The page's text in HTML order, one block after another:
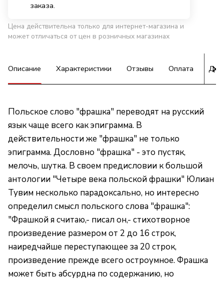
заказа.
Цена действительна только для интернет-магазина и
может отличаться от цен в розничных магазинах
Описание Характеристики Отзывы Оплата
Польское слово "фрашка" переводят на русский
язык чаще всего как эпиграмма. В
действительности же "фрашка" не только
эпиграмма. Дословно "фрашка" - это пустяк,
мелочь, шутка. В своем предисловии к большой
антологии "Четыре века польской фрашки" Юлиан
Тувим несколько парадоксально, но интересно
определил смысл польского слова "фрашка":
"Фрашкой я считаю,- писал он,- стихотворное
произведение размером от 2 до 16 строк,
наиредчайше переступающее за 20 строк,
произведение прежде всего остроумное. Фрашка
может быть абсурдна по содержанию, но